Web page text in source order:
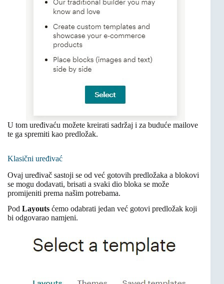
U tom uređivaću možete kreirati sadržaj i za buduće mailove
te ga spremiti kao predložak.
Klasični uređivać
Ovaj uređivač sastoji se od već gotovih predložaka a blokovi
se mogu dodavati, brisati a svaki dio bloka se može
promijeniti prema našim potrebama.
Pod Layouts ćemo odabrati jedan već gotovi predložak koji
bi odgovarao namjeni.